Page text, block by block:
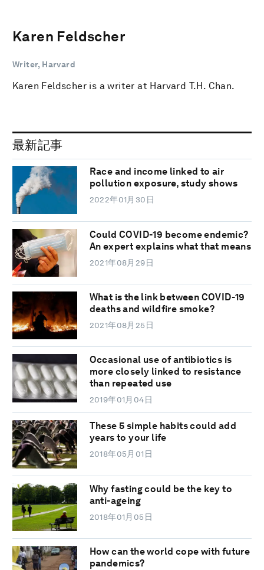
Karen Feldscher
Writer, Harvard
Karen Feldscher is a writer at Harvard T.H. Chan.
最新記事
Race and income linked to air
pollution exposure, study shows
2022年01月30日
Could COVID-19 become endemic?
An expert explains what that means
2021年08月29日
What is the link between COVID-19
deaths and wildfire smoke?
2021年08月25日
Occasional use of antibiotics is
more closely linked to resistance
than repeated use
2019年01月04日
These 5 simple habits could add
years to your life
2018年05月01日
Why fasting could be the key to
anti-ageing
2018年01月05日
How can the world cope with future
pandemics?